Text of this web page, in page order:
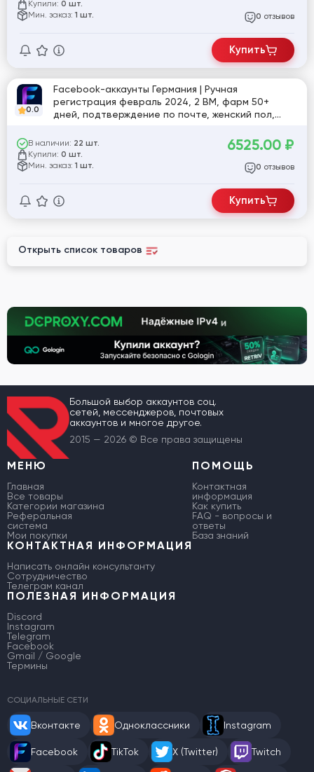
Купили: 0 шт.
Мин. заказ: 1 шт. 0 отзывов
Купить
0.0
Facebook-аккаунты Германия | Ручная
регистрация февраль 2024, 2 BM, фарм 50+
дней, подтверждение по почте, женский пол,
В наличии: 22 шт.
Купили: 0 шт.
Мин. заказ: 1 шт.
6525.00 ₽
0 отзывов
Купить
Открыть список товаров
Большой выбор аккаунтов соц.
сетей, мессенджеров, почтовых
аккаунтов и многое другое.
2015 — 2026 © Все права защищены
МЕНЮ
Главная
Все товары
Категории магазина
Реферальная
система
Мои покупки
ПОМОЩЬ
Контактная
информация
Как купить
FAQ - вопросы и
ответы
База знаний
КОНТАКТНАЯ ИНФОРМАЦИЯ
Написать онлайн консультанту
Сотрудничество
Телеграм канал
ПОЛЕЗНАЯ ИНФОРМАЦИЯ
Discord
Instagram
Telegram
Facebook
Gmail / Google
Термины
СОЦИАЛЬНЫЕ СЕТИ
Вконтакте Одноклассники Instagram
Facebook TikTok X (Twitter) Twitch